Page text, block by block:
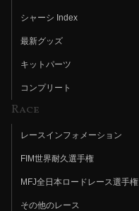
シャーシ Index
最新グッズ
キットパーツ
コンプリート
Race
レースインフォメーション
FIM世界耐久選手権
MFJ全日本ロードレース選手権
その他のレース